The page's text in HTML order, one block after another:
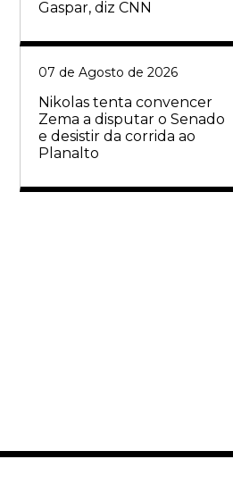
Gaspar, diz CNN
07 de Agosto de 2026
Nikolas tenta convencer
Zema a disputar o Senado
e desistir da corrida ao
Planalto